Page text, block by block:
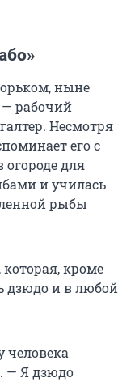
ныне
— рабочий
Несмотря
его с
огороде для
и училась
рыбы
кроме
дзюдо и в любой
человека
— Я дзюдо